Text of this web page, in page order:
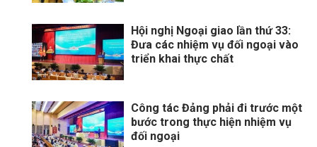
Hội nghị Ngoại giao lần thứ 33:
Đưa các nhiệm vụ đối ngoại vào
triển khai thực chất
Công tác Đảng phải đi trước một
bước trong thực hiện nhiệm vụ
đối ngoại